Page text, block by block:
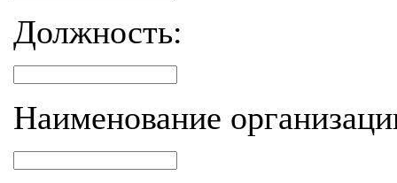
Должность:
Наименование